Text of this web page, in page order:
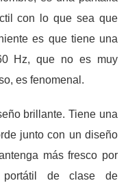
con lo que sea que
es que tiene una
Hz, que no es muy
es fenomenal.
brillante. Tiene una
junto con un diseño
más fresco por
portátil de clase de